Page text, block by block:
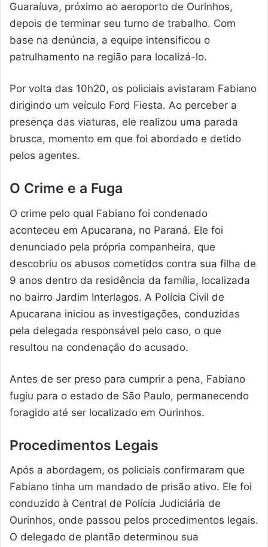
Guaraíuva, próximo ao aeroporto de Ourinhos,
depois de terminar seu turno de trabalho. Com
base na denúncia, a equipe intensificou o
patrulhamento na região para localizá-lo.
Por volta das 10h20, os policiais avistaram Fabiano
dirigindo um veículo Ford Fiesta. Ao perceber a
presença das viaturas, ele realizou uma parada
brusca, momento em que foi abordado e detido
pelos agentes.
O Crime e a Fuga
O crime pelo qual Fabiano foi condenado
aconteceu em Apucarana, no Paraná. Ele foi
denunciado pela própria companheira, que
descobriu os abusos cometidos contra sua filha de
9 anos dentro da residência da família, localizada
no bairro Jardim Interlagos. A Polícia Civil de
Apucarana iniciou as investigações, conduzidas
pela delegada responsável pelo caso, o que
resultou na condenação do acusado.
Antes de ser preso para cumprir a pena, Fabiano
fugiu para o estado de São Paulo, permanecendo
foragido até ser localizado em Ourinhos.
Procedimentos Legais
Após a abordagem, os policiais confirmaram que
Fabiano tinha um mandado de prisão ativo. Ele foi
conduzido à Central de Polícia Judiciária de
Ourinhos, onde passou pelos procedimentos legais.
O delegado de plantão determinou sua